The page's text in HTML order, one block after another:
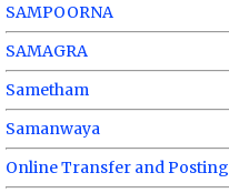
SAMPOORNA
SAMAGRA
Sametham
Samanwaya
Online Transfer and Posting